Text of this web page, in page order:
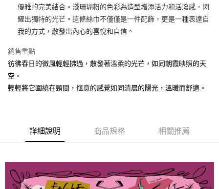
運送方式
宅配
優雅的完美結合。淺珊瑚粉的色彩為造型增添活力和活潑感，閃
耀出獨特的光芒。這條絲巾不僅僅是一件配飾，更是一種表達自
我的方式，散發出內心的喜悅和自信。
銷售重點
彷彿春日的微風輕輕拂過，散發著溫柔的光芒，如同朝霞映照的天
空。
輕輕將它圍繞在頸間，愜意的感覺如同清晨的陽光，溫暖而舒適。
詳細說明 商品規格 相關推薦